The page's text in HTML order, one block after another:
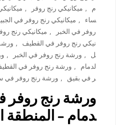
م
, ميكانيكي رنج روفر ,
ساء
, ميكانيكي رنج روفر في
روفر في الخبر
, ميكانيكي رنج
نيكي رنج روفر في القطيف
,
ل
, ورشة رنج روفر في الخبر ,
لدمام
, ورشة رنج روفر في
ر في بقيق
, ورشة رنج روفر في
ورشة رنج روفر
دمام – المنطقة